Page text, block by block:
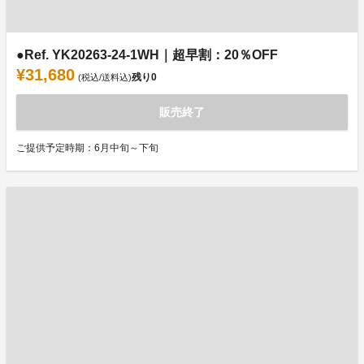
●Ref. YK20263-24-1WH｜超早割：20％OFF
¥31,680 (税込/送料込)残り0
販売終了
ご提供予定時期：6月中旬～下旬